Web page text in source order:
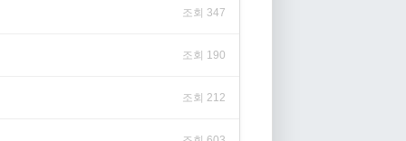
조회 347
조회 190
조회 212